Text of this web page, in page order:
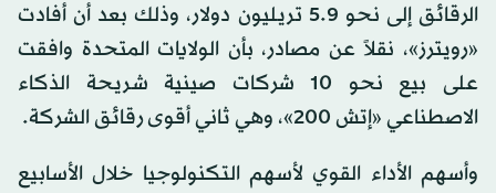
الرقائق إلى نحو 5.9 تريليون دولار، وذلك بعد أن أفادت
«رويترز»، نقلاً عن مصادر، بأن الولايات المتحدة وافقت
على بيع نحو 10 شركات صينية شريحة الذكاء
الاصطناعي «إتش 200»، وهي ثاني أقوى رقائق الشركة.
وأسهم الأداء القوي لأسهم التكنولوجيا خلال الأسابيع